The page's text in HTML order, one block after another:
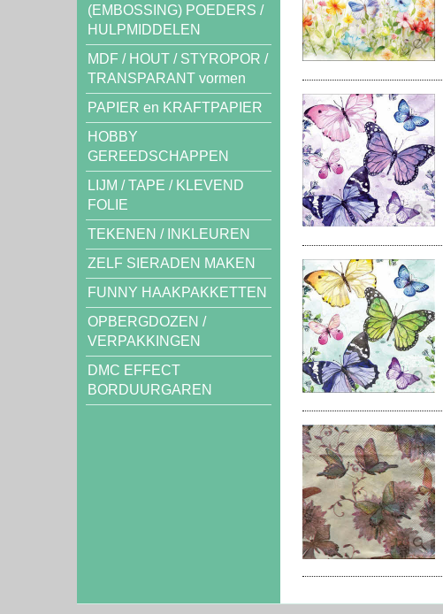
(EMBOSSING) POEDERS /
HULPMIDDELEN
MDF / HOUT / STYROPOR /
TRANSPARANT vormen
PAPIER en KRAFTPAPIER
HOBBY
GEREEDSCHAPPEN
LIJM / TAPE / KLEVEND
FOLIE
TEKENEN / INKLEUREN
ZELF SIERADEN MAKEN
FUNNY HAAKPAKKETTEN
OPBERGDOZEN /
VERPAKKINGEN
DMC EFFECT
BORDUURGAREN